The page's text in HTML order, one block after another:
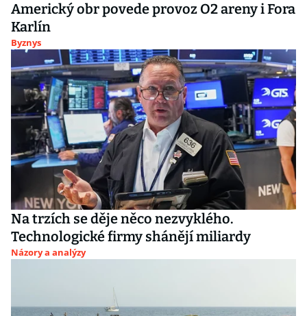
Americký obr povede provoz O2 areny i Fora
Karlín
Byznys
Na trzích se děje něco nezvyklého.
Technologické firmy shánějí miliardy
Názory a analýzy